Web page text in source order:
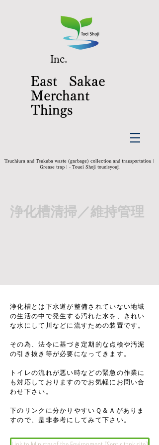
​​Inc.​
East Sakae
Merchant
Things
Tsuchiura and Tsukuba waste (garbage) collection and transportation｜
Grease trap｜- Touei Shoji toueisyouji
浄化槽清掃／維持管理
​浄化槽とは下水道が整備されていない地域
の生活の中で発生する汚れた水を、きれい
な水にして川などに流すための装置​​​​です。
​その為、法令に基づき定期的な点検や汚泥
の引き抜き等が必要になってきます。
​トイレの流れが悪い時などの緊急の作業に
も対応しておりますのでお気軽にお問い合
わせ下さい。
​下のリンクに分かりやすいＱ＆Ａがありま
すので、是非参考にしてみて下さい。